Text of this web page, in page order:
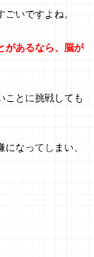
いですよね。
があるなら、脳が
ことに挑戦しても
なってしまい、